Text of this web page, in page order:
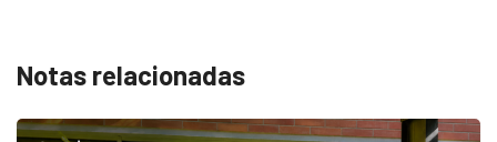
Notas relacionadas